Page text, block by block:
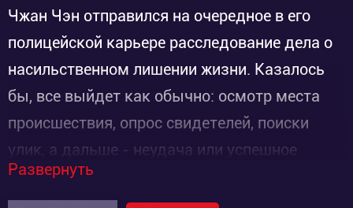
Чжан Чэн отправился на очередное в его
полицейской карьере расследование дела о
насильственном лишении жизни. Казалось
бы, все выйдет как обычно: осмотр места
происшествия, опрос свидетелей, поиски
улик, а дальше - неудача или успешное
завершение, которое увенчает поимка
виновного в содеянном преступника...
Развернуть